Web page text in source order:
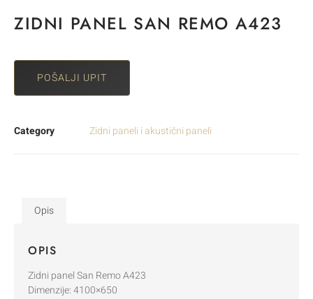
ZIDNI PANEL SAN REMO A423
POŠALJI UPIT
Category Zidni paneli i akustični paneli
Opis
OPIS
Zidni panel San Remo A423
Dimenzije: 4100×650